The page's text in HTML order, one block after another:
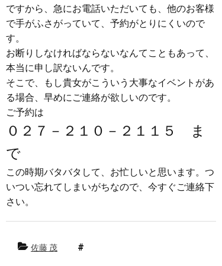
ですから、急にお電話いただいても、他のお客様
で手がふさがっていて、予約がとりにくいので
す。
お断りしなければならないなんてこともあって、
本当に申し訳ないんです。
そこで、もし貴女がこういう大事なイベントがあ
る場合、早めにご連絡が欲しいのです。
ご予約は
０２７－２１０－２１１５ ま
で
この時期バタバタして、お忙しいと思います。つ
いつい忘れてしまいがちなので、今すぐご連絡下
さい。
佐藤 茂